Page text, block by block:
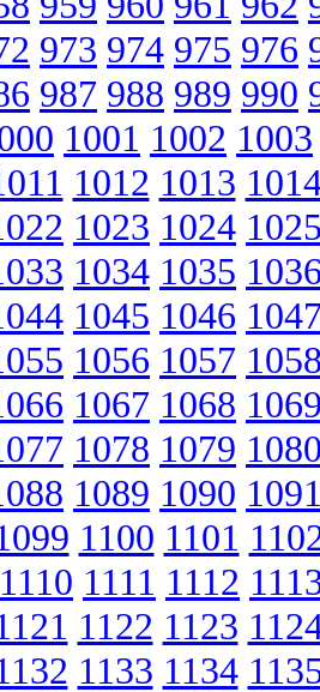
973 974 975 976
987 988 989 990
1001 1002 1003
1012 1013
1023 1024
1034 1035
1045 1046
1056 1057
1067 1068
1078 1079
1089 1090
1100 1101
1110 1111 1112
1122 1123
1133 1134